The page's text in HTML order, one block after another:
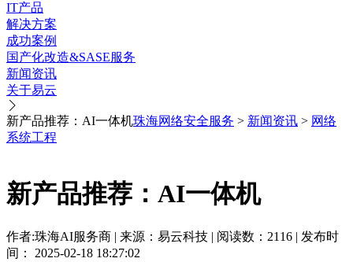
IT产品
解决方案
成功案例
国产化改造&SASE服务
新闻资讯
关于易云
新产品推荐：AI一体机珠海网络安全服务 > 新闻资讯 > 网络
系统工程
新产品推荐：AI一体机
作者:珠海AI服务商 | 来源：易云科技 | 阅读数：2116 | 发布时
间： 2025-02-18 18:27:02